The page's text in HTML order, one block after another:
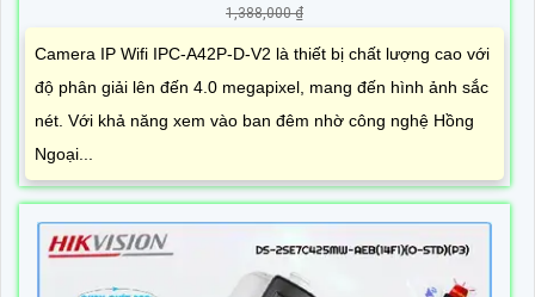
1,388,000 ₫
Camera IP Wifi IPC-A42P-D-V2 là thiết bị chất lượng cao với
độ phân giải lên đến 4.0 megapixel, mang đến hình ảnh sắc
nét. Với khả năng xem vào ban đêm nhờ công nghệ Hồng
Ngoại...